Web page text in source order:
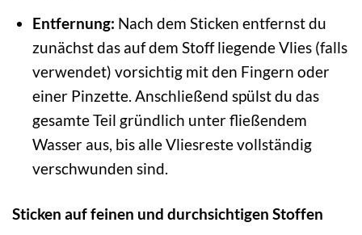
Entfernung: Nach dem Sticken entfernst du
zunächst das auf dem Stoff liegende Vlies (falls
verwendet) vorsichtig mit den Fingern oder
einer Pinzette. Anschließend spülst du das
gesamte Teil gründlich unter fließendem
Wasser aus, bis alle Vliesreste vollständig
verschwunden sind.
Sticken auf feinen und durchsichtigen Stoffen